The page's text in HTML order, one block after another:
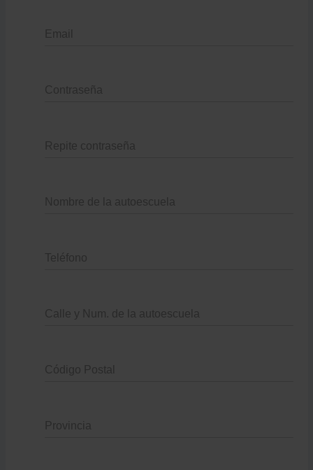
Email
Contraseña
Repite contraseña
Nombre de la autoescuela
Teléfono
Calle y Num. de la autoescuela
Código Postal
Provincia